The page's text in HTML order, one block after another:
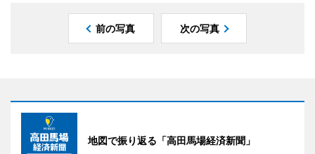
前の写真 次の写真
地図で振り返る「高田馬場経済新聞」